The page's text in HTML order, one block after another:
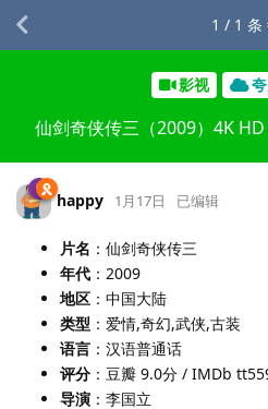
影视
仙剑奇侠传三（2009）4K
1 / 1 条
happy 1月17日 已编辑
片名 ：仙剑奇侠传三
年代 ：2009
地区 ：中国大陆
类型 ：爱情,奇幻,武侠,古装
语言 ：汉语普通话
评分 ：豆瓣 9.0分 / IMDb
导演 ：李国立